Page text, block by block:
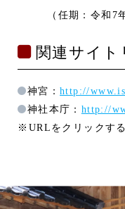
（任期：令和7
関連サイト
神宮：http://
神社本庁： http://
※URLをクリックす